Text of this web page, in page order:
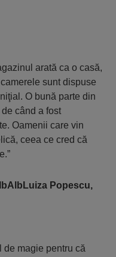
arată ca o casă,
sunt dispuse
O bună parte din
când a fost
Oamenii care vin
ceea ce cred că
Popescu,
de magie pentru că